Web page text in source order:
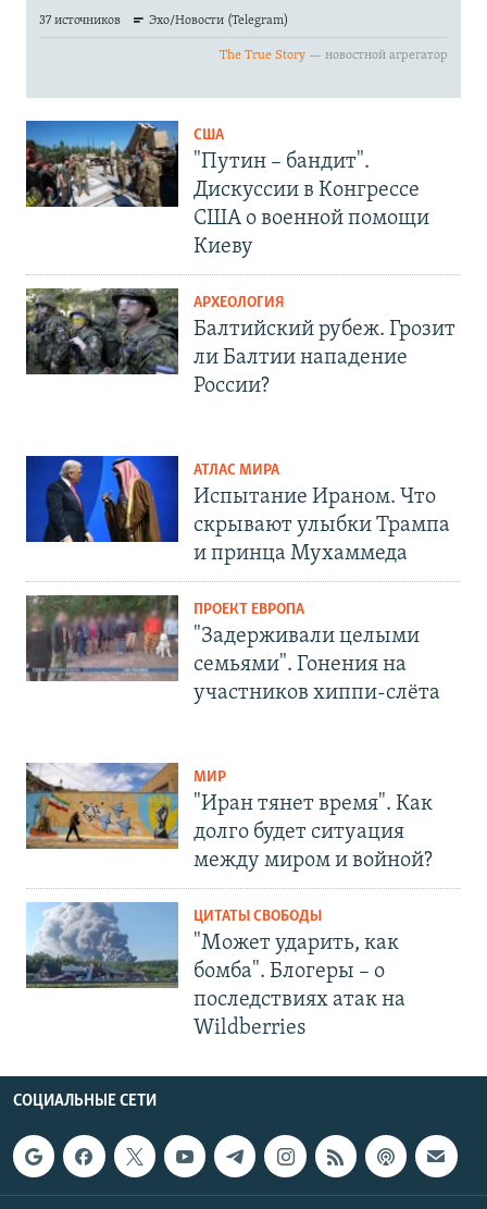
США
"Путин – бандит".
Дискуссии в Конгрессе
США о военной помощи
Киеву
АРХЕОЛОГИЯ
Балтийский рубеж. Грозит
ли Балтии нападение
России?
АТЛАС МИРА
Испытание Ираном. Что
скрывают улыбки Трампа
и принца Мухаммеда
ПРОЕКТ ЕВРОПА
"Задерживали целыми
семьями". Гонения на
участников хиппи-слёта
МИР
"Иран тянет время". Как
долго будет ситуация
между миром и войной?
ЦИТАТЫ СВОБОДЫ
"Может ударить, как
бомба". Блогеры – о
последствиях атак на
Wildberries
СОЦИАЛЬНЫЕ СЕТИ